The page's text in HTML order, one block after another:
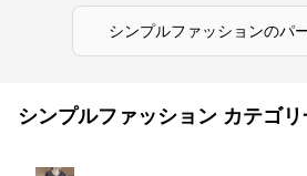
シンプルファッションのパ
シンプルファッション カテゴ